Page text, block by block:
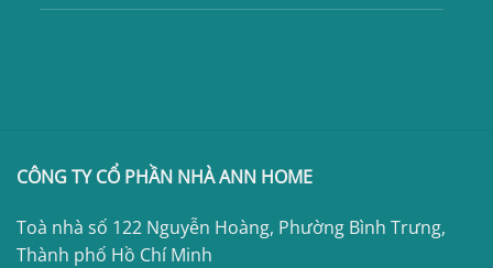
CÔNG TY CỔ PHẦN NHÀ ANN HOME
Toà nhà số 122 Nguyễn Hoàng, Phường Bình Trưng,
Thành phố Hồ Chí Minh